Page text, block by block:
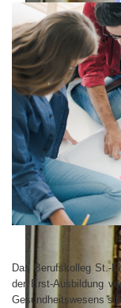
Das Berufskolleg St.-
der Erst-Ausbildung
Gesundheitswesens